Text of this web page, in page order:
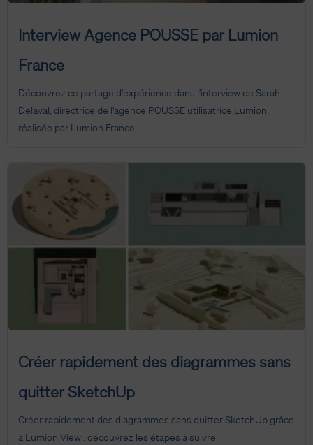
Interview Agence POUSSE par Lumion
France
Découvrez ce partage d'expérience dans l'interview de Sarah
Delaval, directrice de l'agence POUSSE utilisatrice Lumion,
réalisée par Lumion France.
Créer rapidement des diagrammes sans
quitter SketchUp
Créer rapidement des diagrammes sans quitter SketchUp grâce
à Lumion View : découvrez les étapes à suivre.